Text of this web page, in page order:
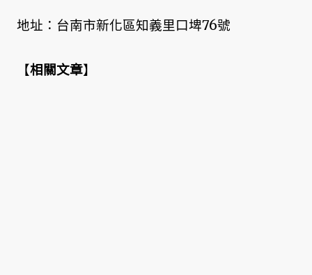
地址：台南市新化區知義里口埤76號
【相關文章】